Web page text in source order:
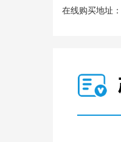
在线购买地址：